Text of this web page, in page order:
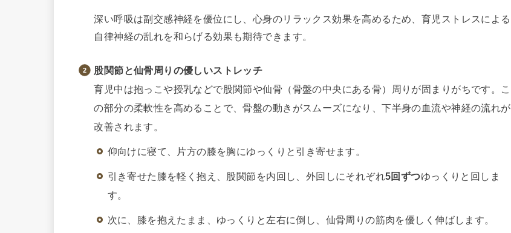
深い呼吸は副交感神経を優位にし、心身のリラックス効果を高めるため、育児ストレスによる
自律神経の乱れを和らげる効果も期待できます。
股関節と仙骨周りの優しいストレッチ
育児中は抱っこや授乳などで股関節や仙骨（骨盤の中央にある骨）周りが固まりがちです。こ
の部分の柔軟性を高めることで、骨盤の動きがスムーズになり、下半身の血流や神経の流れが
改善されます。
仰向けに寝て、片方の膝を胸にゆっくりと引き寄せます。
引き寄せた膝を軽く抱え、股関節を内回し、外回しにそれぞれ5回ずつゆっくりと回しま
す。
次に、膝を抱えたまま、ゆっくりと左右に倒し、仙骨周りの筋肉を優しく伸ばします。